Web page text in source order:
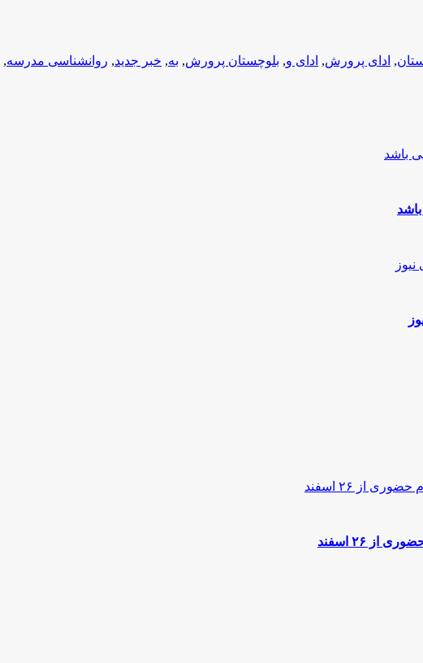
, ادای پرورش, ادای و, بلوچستان پرورش, به, خبر جدید, روانشناسی مدرسه,
۲۶ اسفند